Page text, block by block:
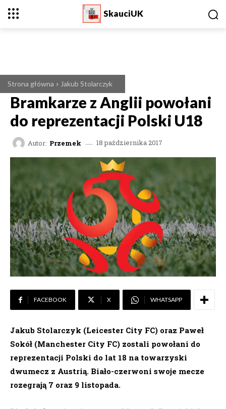
SkauciUK
Strona główna Jakub Stolarczyk
Bramkarze z Anglii powołani
do reprezentacji Polski U18
Autor: Przemek 18 października 2017
FACEBOOK X WHATSAPP
Jakub Stolarczyk (Leicester City FC) oraz Paweł
Sokół (Manchester City FC) zostali powołani do
reprezentacji Polski do lat 18 na towarzyski
dwumecz z Austrią. Biało-czerwoni swoje mecze
rozegrają 7 oraz 9 listopada.